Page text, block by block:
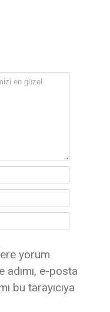
yorum
adımı, e-posta
bu tarayıcıya